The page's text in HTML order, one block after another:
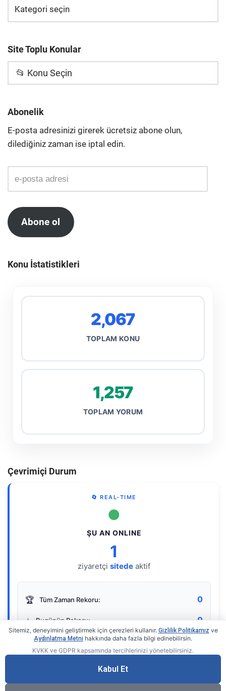
Site Toplu Konular
📂 Konu Seçin
Abonelik
E-posta adresinizi girerek ücretsiz abone olun,
dilediğiniz zaman ise iptal edin.
Abone ol
Konu İstatistikleri
2,067
TOPLAM KONU
1,257
TOPLAM YORUM
Çevrimiçi Durum
🔄 REAL-TIME
●
ŞU AN ONLINE
1
ziyaretçi sitede aktif
🏆 Tüm Zaman Rekoru: 0
⭐ Bugünün Rekoru: 0
Gerçek zamanlı sayaç
Sitemiz, deneyimini geliştirmek için çerezleri kullanır. Gizlilik Politikamız ve
Aydınlatma Metni hakkında daha fazla bilgi edinebilirsin.
KVKK ve GDPR kapsamında tercihlerinizi yönetebilirsiniz.
Kabul Et